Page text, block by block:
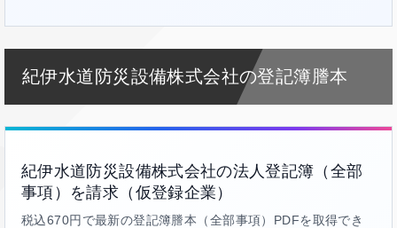
紀伊水道防災設備株式会社の登記簿謄本
紀伊水道防災設備株式会社の法人登記簿（全部
事項）を請求（仮登録企業）
税込670円で最新の登記簿謄本（全部事項）PDFを取得でき